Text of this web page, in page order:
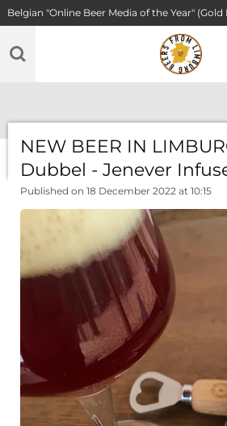
Skip
main
content
Belgian "Online Beer Media of the Year"
NEW BEER IN
Dubbel - Jenever
Published on 18 December 2022 at 10:15